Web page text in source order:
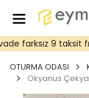
farksız 9 taksit
OTURMA ODASI
Okyanus